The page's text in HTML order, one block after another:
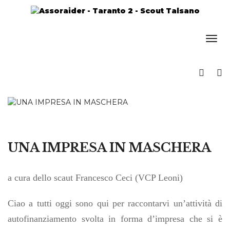
UNA IMPRESA IN MASCHERA
a cura dello scaut Francesco Ceci (VCP Leoni)
Ciao a tutti oggi sono qui per raccontarvi un’attività di
autofinanziamento svolta in forma d’impresa che si è